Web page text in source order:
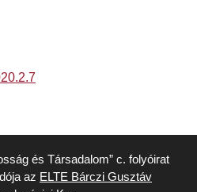
és Társadalom” c. folyóirat
az ELTE Bárczi Gusztáv